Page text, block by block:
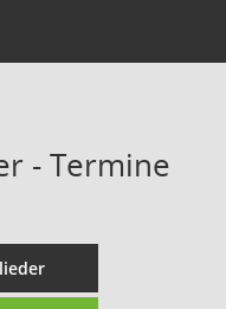
- Termine